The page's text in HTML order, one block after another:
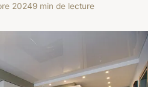
20249 min de lecture